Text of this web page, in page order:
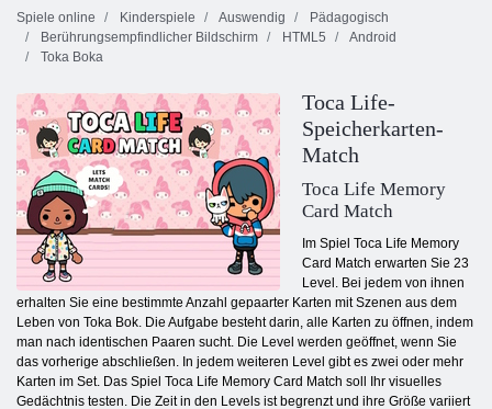
Spiele online
Kinderspiele Auswendig
Pädagogisch
Berührungsempfindlicher Bildschirm
HTML5
Android
Toka Boka
Toca Life-
Speicherkarten-
Match
Toca Life Memory
Card Match
Im Spiel Toca Life Memory
Card Match erwarten Sie 23
Level. Bei jedem von ihnen
erhalten Sie eine bestimmte Anzahl gepaarter Karten mit Szenen aus dem
Leben von Toka Bok. Die Aufgabe besteht darin, alle Karten zu öffnen, indem
man nach identischen Paaren sucht. Die Level werden geöffnet, wenn Sie
das vorherige abschließen. In jedem weiteren Level gibt es zwei oder mehr
Karten im Set. Das Spiel Toca Life Memory Card Match soll Ihr visuelles
Gedächtnis testen. Die Zeit in den Levels ist begrenzt und ihre Größe variiert